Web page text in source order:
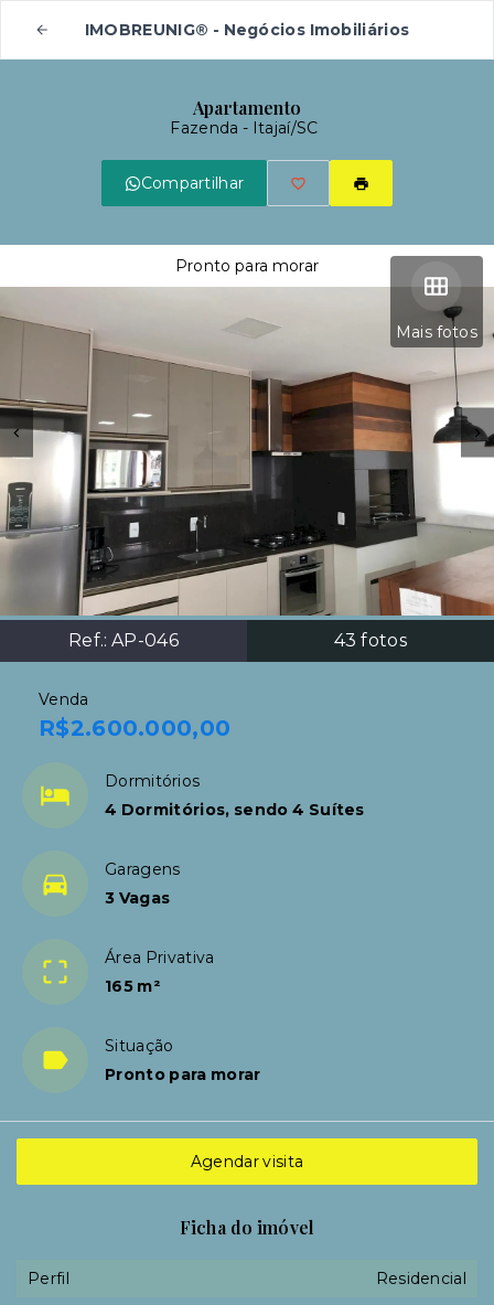
IMOBREUNIG® - Negócios Imobiliários
Apartamento
Fazenda - Itajaí/SC
Compartilhar
Mais fotos
Ref.:AP-046 43 fotos
Pronto para morar
Venda
R$2.600.000,00
Dormitórios
4 Dormitórios, sendo 4 Suítes
Garagens
3 Vagas
Área Privativa
165 m²
Situação
Pronto para morar
Agendar visita
Ficha do imóvel
Perfil
Residencial